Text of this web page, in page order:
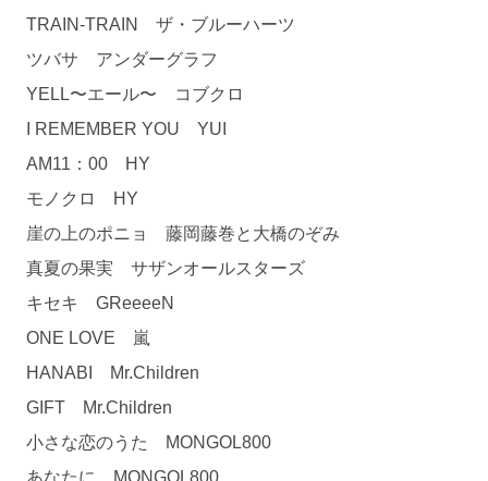
TRAIN-TRAIN ザ・ブルーハーツ
ツバサ アンダーグラフ
YELL〜エール〜 コブクロ
I REMEMBER YOU YUI
AM11：00 HY
モノクロ HY
崖の上のポニョ 藤岡藤巻と大橋のぞみ
真夏の果実 サザンオールスターズ
キセキ GReeeeN
ONE LOVE 嵐
HANABI Mr.Children
GIFT Mr.Children
小さな恋のうた MONGOL800
あなたに MONGOL800